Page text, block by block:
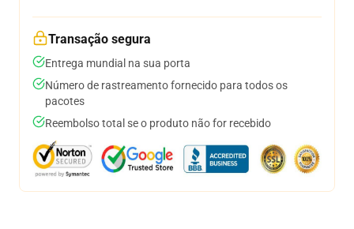
Transação segura
Entrega mundial na sua porta
Número de rastreamento fornecido para todos os
pacotes
Reembolso total se o produto não for recebido